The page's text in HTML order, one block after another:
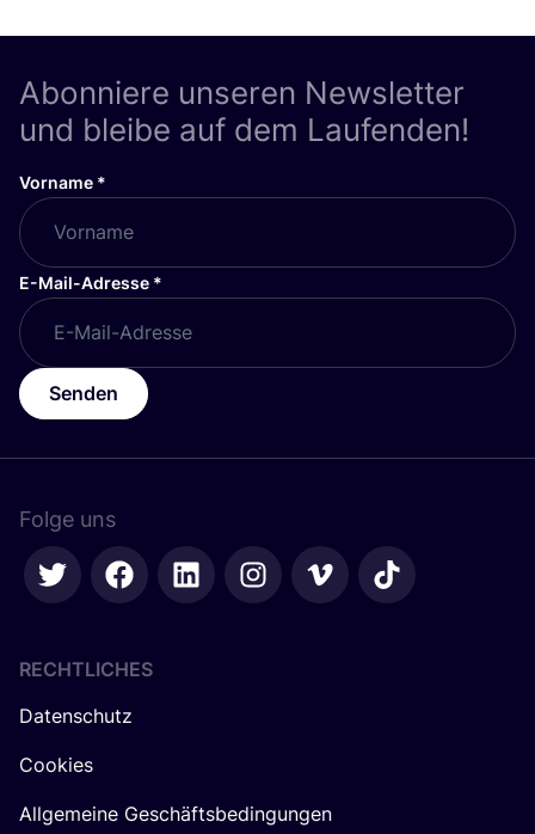
Abonniere unseren Newsletter
und bleibe auf dem Laufenden!
Vorname *
E-Mail-Adresse *
Senden
Folge uns
RECHTLICHES
Datenschutz
Cookies
Allgemeine Geschäftsbedingungen